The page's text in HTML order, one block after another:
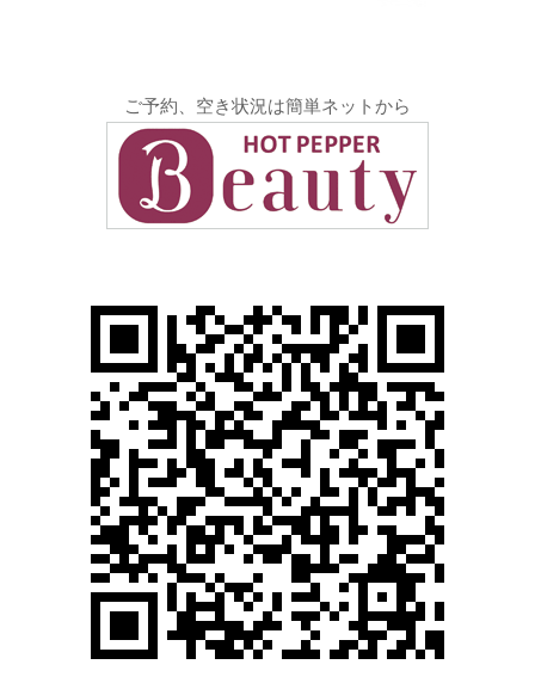
ご予約、空き状況は簡単ネットから